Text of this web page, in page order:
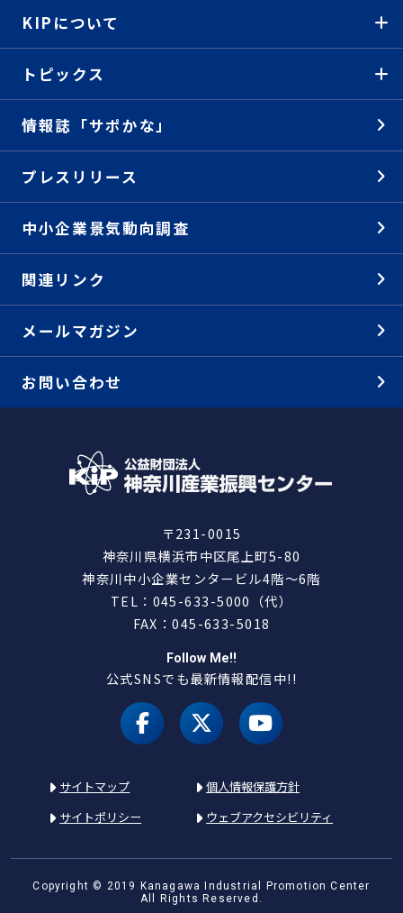
KIPについて
トピックス
情報誌「サポかな」
プレスリリース
中小企業景気動向調査
関連リンク
メールマガジン
お問い合わせ
〒231-0015
神奈川県横浜市中区尾上町5-80
神奈川中小企業センタービル4階～6階
TEL：045-633-5000（代）
FAX：045-633-5018
Follow Me!!
公式SNSでも最新情報配信中!!
facebookX（旧 twitter）
youtube
サイトマップ
個人情報保護方針
サイトポリシー
ウェブアクセシビリティ
Copyright © 2019 Kanagawa Industrial Promotion Center
All Rights Reserved.